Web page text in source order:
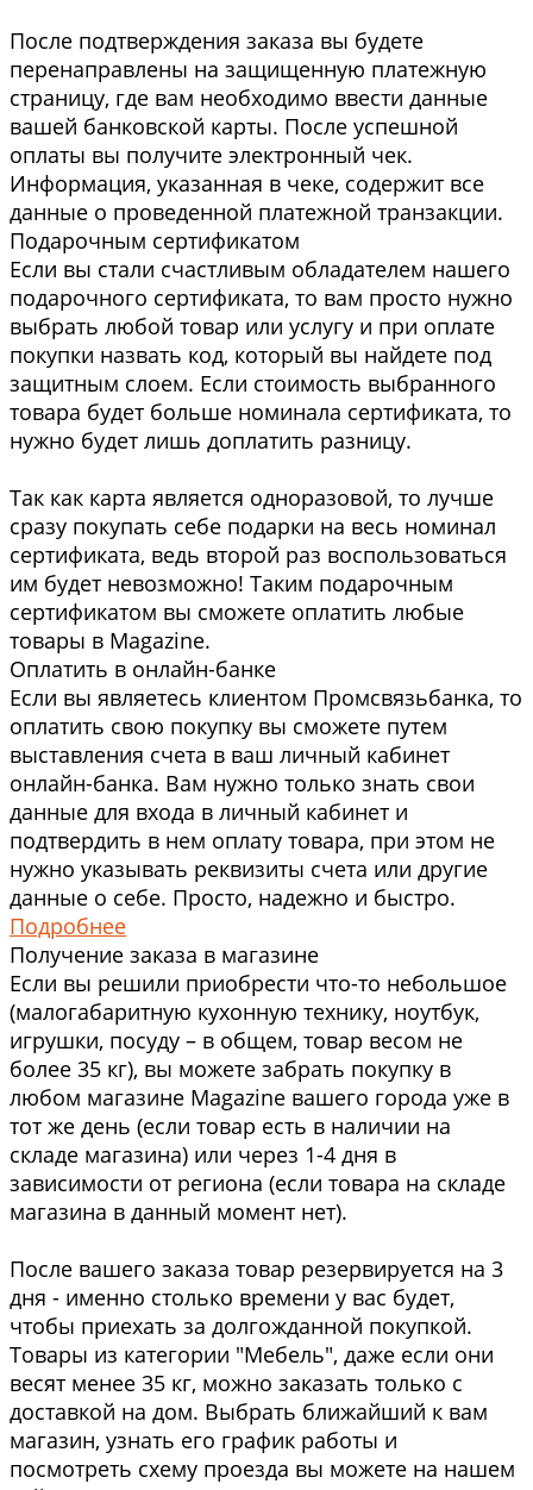
После подтверждения заказа вы будете
перенаправлены на защищенную платежную
страницу, где вам необходимо ввести данные
вашей банковской карты. После успешной
оплаты вы получите электронный чек.
Информация, указанная в чеке, содержит все
данные о проведенной платежной транзакции.
Подарочным сертификатом
Если вы стали счастливым обладателем нашего
подарочного сертификата, то вам просто нужно
выбрать любой товар или услугу и при оплате
покупки назвать код, который вы найдете под
защитным слоем. Если стоимость выбранного
товара будет больше номинала сертификата, то
нужно будет лишь доплатить разницу.
Так как карта является одноразовой, то лучше
сразу покупать себе подарки на весь номинал
сертификата, ведь второй раз воспользоваться
им будет невозможно! Таким подарочным
сертификатом вы сможете оплатить любые
товары в Magazine.
Оплатить в онлайн-банке
Если вы являетесь клиентом Промсвязьбанка, то
оплатить свою покупку вы сможете путем
выставления счета в ваш личный кабинет
онлайн-банка. Вам нужно только знать свои
данные для входа в личный кабинет и
подтвердить в нем оплату товара, при этом не
нужно указывать реквизиты счета или другие
данные о себе. Просто, надежно и быстро.
Подробнее
Получение заказа в магазине
Если вы решили приобрести что-то небольшое
(малогабаритную кухонную технику, ноутбук,
игрушки, посуду – в общем, товар весом не
более 35 кг), вы можете забрать покупку в
любом магазине Magazine вашего города уже в
тот же день (если товар есть в наличии на
складе магазина) или через 1-4 дня в
зависимости от региона (если товара на складе
магазина в данный момент нет).
После вашего заказа товар резервируется на 3
дня - именно столько времени у вас будет,
чтобы приехать за долгожданной покупкой.
Товары из категории "Мебель", даже если они
весят менее 35 кг, можно заказать только с
доставкой на дом. Выбрать ближайший к вам
магазин, узнать его график работы и
посмотреть схему проезда вы можете на нашем